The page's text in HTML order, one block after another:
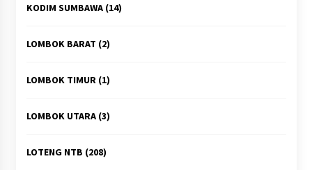
KODIM SUMBAWA(14)
LOMBOK BARAT (2)
LOMBOK TIMUR(1)
LOMBOK UTARA(3)
LOTENG NTB (208)